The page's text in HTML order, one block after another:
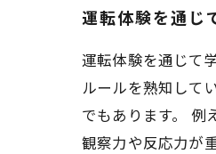
運転体験を通じ
運転体験を通じて
ルールを熟知して
でもあります。
観察力や反応力が